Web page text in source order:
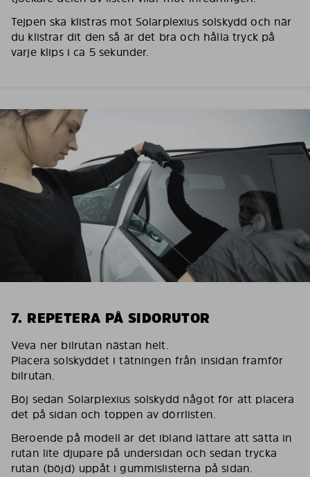
Tejpen ska klistras mot Solarplexius solskydd och när
du klistrar dit den så är det bra och hålla tryck på
varje klips i ca 5 sekunder.
7. REPETERA PÅ SIDORUTOR
Veva ner bilrutan nästan helt.
Placera solskyddet i tätningen från insidan framför
bilrutan.
Böj sedan Solarplexius solskydd något för att placera
det på sidan och toppen av dörrlisten.
Beroende på modell är det ibland lättare att sätta in
rutan lite djupare på undersidan och sedan trycka
rutan (böjd) uppåt i gummislisterna på sidan.